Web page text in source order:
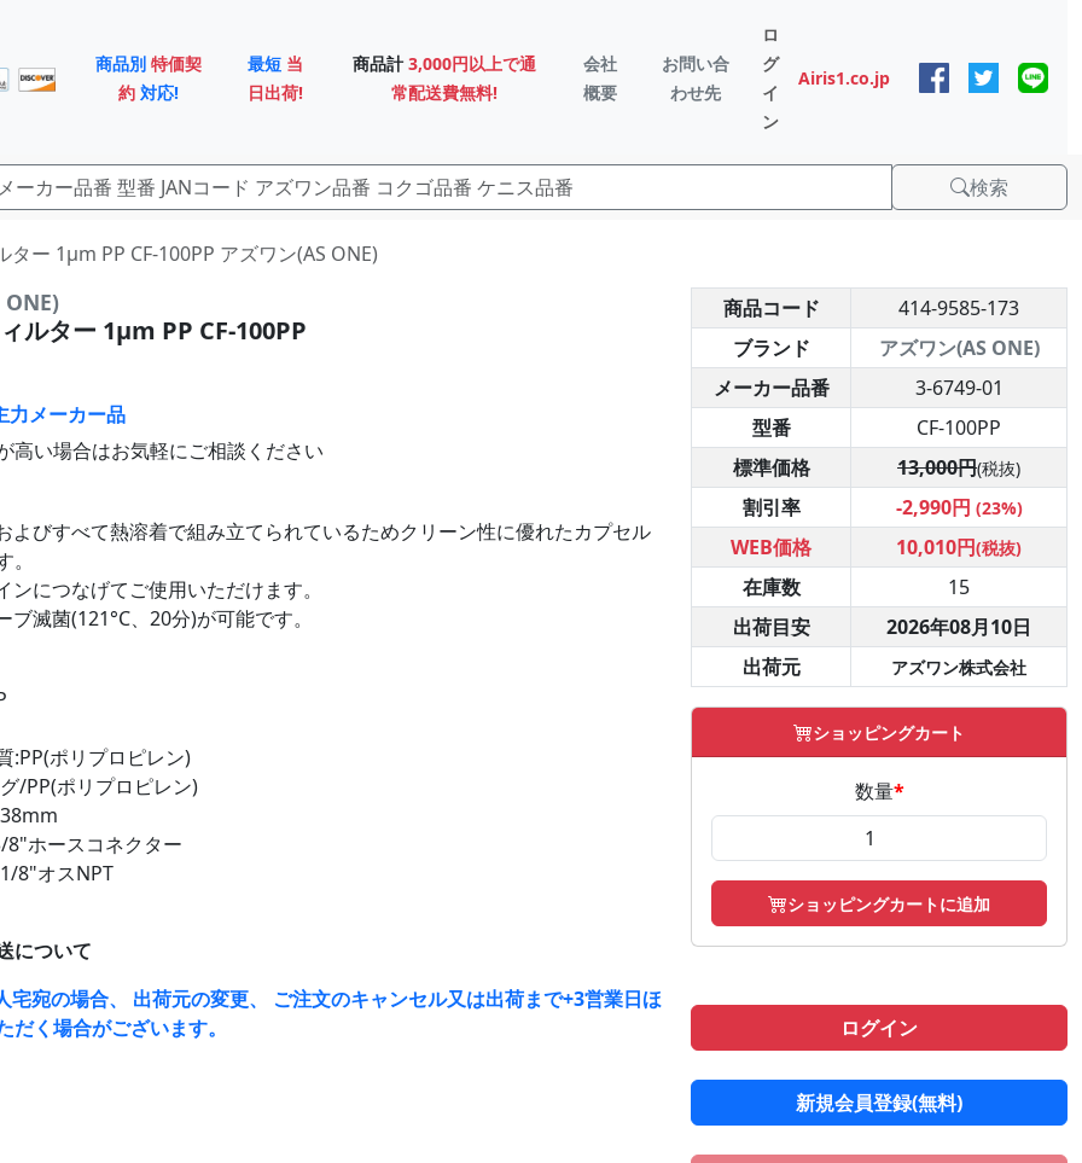
商品別 特価契
約 対応!
最短 当
日出荷!
商品計 3,000円以上で通
常配送費無料!
会社
概要
お問い合
わせ先
ロ
グ
イ
ン
Airis1.co.jp
検索
ー 1μm PP CF-100PP アズワン(AS ONE)
ルター 1μm PP CF-100PP
力メーカー品
高い場合はお気軽にご相談ください
びすべて熱溶着で組み立てられているためクリーン性に優れたカプセル
につなげてご使用いただけます。
滅菌(121°C、20分)が可能です。
:PP(ポリプロピレン)
/PP(ポリプロピレン)
ホースコネクター
8"オスNPT
について
宛の場合、 出荷元の変更、 ご注文のキャンセル又は出荷まで+3営業日ほ
だく場合がございます。
商品コード
414-9585-173
ブランド
アズワン(AS ONE)
メーカー品番
3-6749-01
型番
CF-100PP
標準価格
13,000円(税抜)
割引率 -2,990円 (23%)
WEB価格 10,010円(税抜)
在庫数
15
出荷目安
2026年08月10日
出荷元
アズワン株式会社
ショッピングカート
数量*
ショッピングカートに追加
ログイン
新規会員登録(無料)